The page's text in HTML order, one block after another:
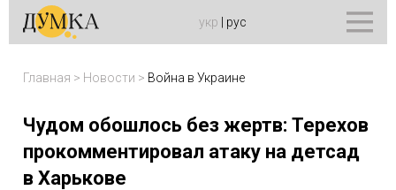
укр рус
Главная > Новости > Война в Украине
Чудом обошлось без жертв: Терехов
прокомментировал атаку на детсад
в Харькове